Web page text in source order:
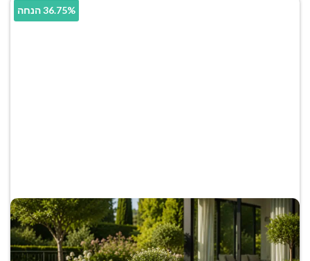
36.75% הנחה